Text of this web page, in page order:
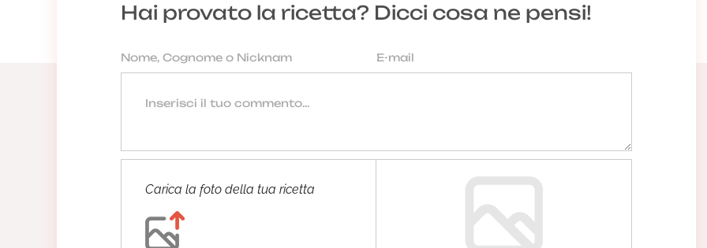
Hai provato la ricetta? Dicci cosa ne pensi!
Carica la foto della tua ricetta